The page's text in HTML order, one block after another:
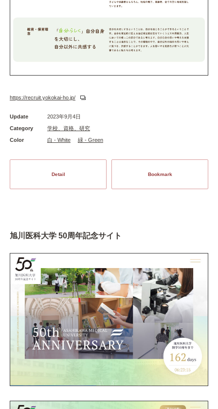
https://recruit.yokokai-ho.jp/
Update
2023年9月4日
Category
学校、資格、研究
Color
白 - White 緑 - Green
Detail Bookmark
旭川医科大学 50周年記念サイト